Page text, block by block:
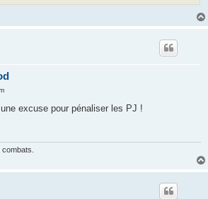
excuse pour pénaliser les PJ !